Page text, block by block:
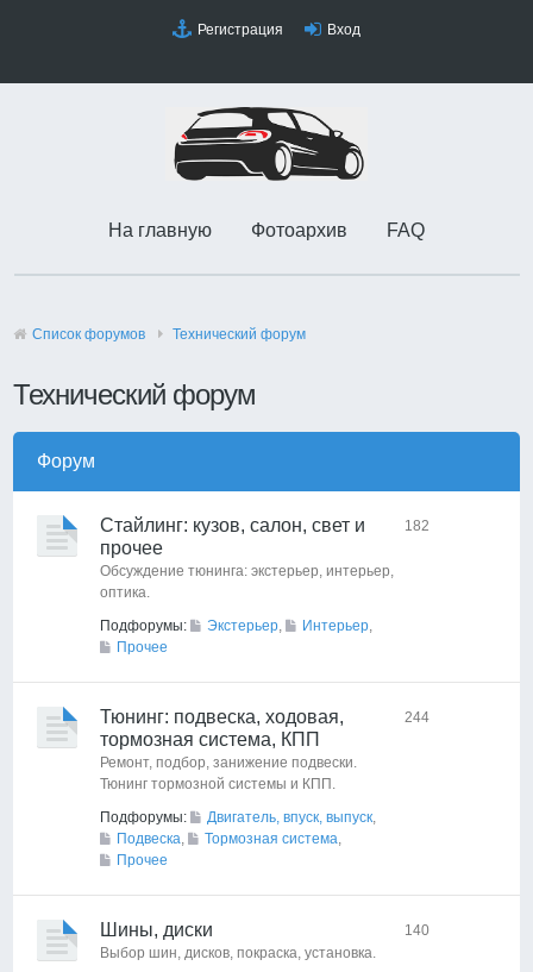
Регистрация Вход
На главную Фотоархив FAQ
Список форумов Технический форyм
Технический форyм
Форум
Стайлинг: кузов, салон, свет и
прочее
Обсуждение тюнинга: экстерьер, интерьер,
оптика.
Подфорумы:
Экстерьер, Интерьер,
Прочее
182
Тюнинг: подвеска, ходовая,
тормозная система, КПП
Ремонт, подбор, занижение подвески.
Тюнинг тормозной системы и КПП.
Подфорумы:
Двигатель, впуск, выпуск,
Подвеска, Тормозная система,
Прочее
244
Шины, диски
Выбор шин, дисков, покраска, установка.
140